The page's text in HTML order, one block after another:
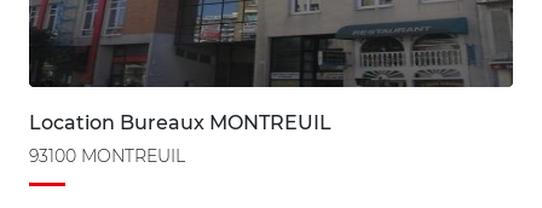
Location Bureaux MONTREUIL
93100 MONTREUIL